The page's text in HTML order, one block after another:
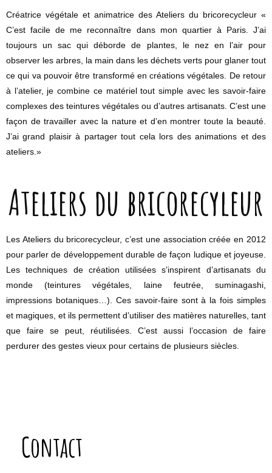
Créatrice végétale et animatrice des Ateliers du bricorecycleur «
C’est facile de me reconnaître dans mon quartier à Paris. J’ai
toujours un sac qui déborde de plantes, le nez en l’air pour
observer les arbres, la main dans les déchets verts pour glaner tout
ce qui va pouvoir être transformé en créations végétales. De retour
à l’atelier, je combine ce matériel tout simple avec les savoir-faire
complexes des teintures végétales ou d’autres artisanats. C’est une
façon de travailler avec la nature et d’en montrer toute la beauté.
J’ai grand plaisir à partager tout cela lors des animations et des
ateliers.»
Ateliers du bricorecyleur
Les Ateliers du bricorecycleur, c’est une association créée en 2012
pour parler de développement durable de façon ludique et joyeuse.
Les techniques de création utilisées s’inspirent d’artisanats du
monde (teintures végétales, laine feutrée, suminagashi,
impressions botaniques…). Ces savoir-faire sont à la fois simples
et magiques, et ils permettent d’utiliser des matières naturelles, tant
que faire se peut, réutilisées. C’est aussi l’occasion de faire
perdurer des gestes vieux pour certains de plusieurs siècles.
Contact